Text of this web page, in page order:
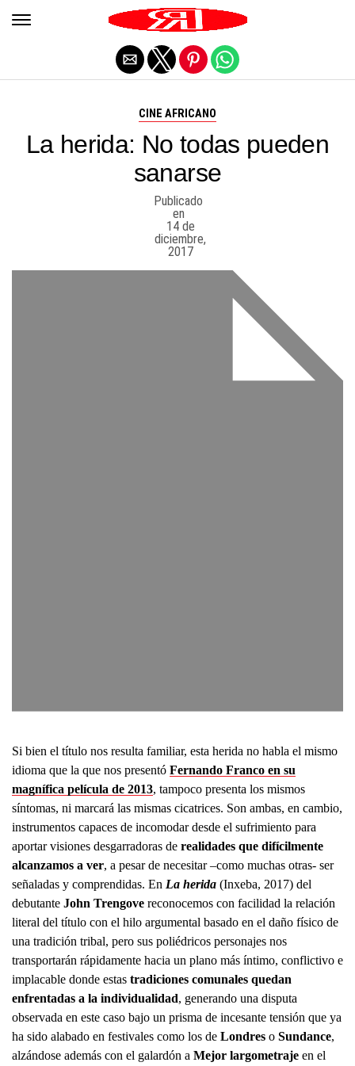
CINE AFRICANO
La herida: No todas pueden
sanarse
Publicado
en
14 de
diciembre,
2017
Si bien el título nos resulta familiar, esta herida no habla el mismo
idioma que la que nos presentó Fernando Franco en su
magnífica película de 2013, tampoco presenta los mismos
síntomas, ni marcará las mismas cicatrices. Son ambas, en cambio,
instrumentos capaces de incomodar desde el sufrimiento para
aportar visiones desgarradoras de realidades que difícilmente
alcanzamos a ver, a pesar de necesitar –como muchas otras- ser
señaladas y comprendidas. En La herida (Inxeba, 2017) del
debutante John Trengove reconocemos con facilidad la relación
literal del título con el hilo argumental basado en el daño físico de
una tradición tribal, pero sus poliédricos personajes nos
transportarán rápidamente hacia un plano más íntimo, conflictivo e
implacable donde estas tradiciones comunales quedan
enfrentadas a la individualidad, generando una disputa
observada en este caso bajo un prisma de incesante tensión que ya
ha sido alabado en festivales como los de Londres o Sundance,
alzándose además con el galardón a Mejor largometraje en el
Salir de la versión móvil